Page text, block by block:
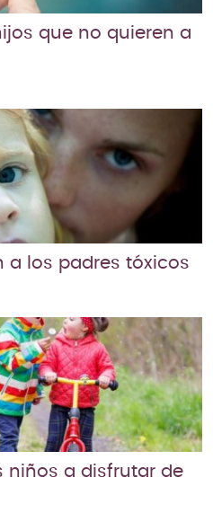
que no quieren a
a los padres tóxicos
niños a disfrutar de